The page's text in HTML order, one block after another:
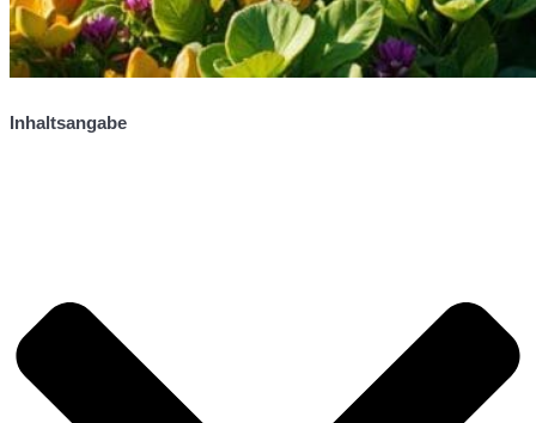
Inhaltsangabe